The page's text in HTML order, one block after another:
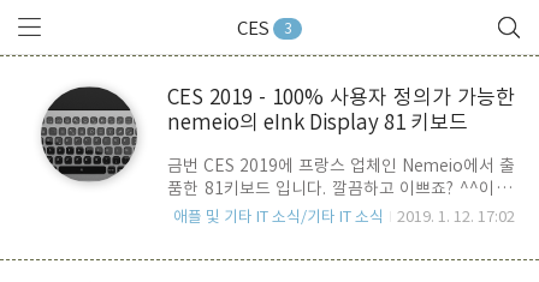
CES 3
CES 2019 - 100% 사용자 정의가 가능한
nemeio의 eInk Display 81 키보드
금번 CES 2019에 프랑스 업체인 Nemeio에서 출
품한 81키보드 입니다. 깔끔하고 이쁘죠? ^^이 키
보드의 특별한 점은 키보드의 각 키에 백라이트
용자는 각 키에 응용프로그램에 따른 ShortCut을
애플 및 기타 IT 소식/기타 IT 소식 2019. 1. 12. 17:02